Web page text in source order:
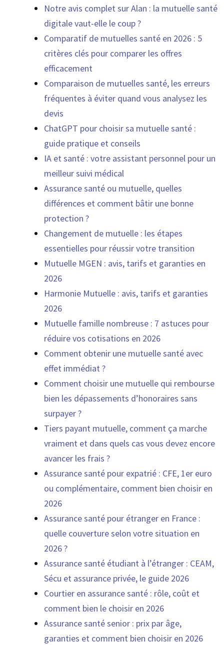
Notre avis complet sur Alan : la mutuelle santé
digitale vaut-elle le coup ?
Comparatif de mutuelles santé en 2026 : 5
critères clés pour comparer les offres
efficacement
Comparaison de mutuelles santé, les erreurs
fréquentes à éviter quand vous analysez les
devis
ChatGPT pour choisir sa mutuelle santé :
guide pratique et conseils
IA et santé : votre assistant personnel pour un
meilleur suivi médical
Assurance santé ou mutuelle, quelles
différences et comment bâtir une bonne
protection ?
Changement de mutuelle : les étapes
essentielles pour réussir votre transition
Mutuelle MGEN : avis, tarifs et garanties en
2026
Harmonie Mutuelle : avis, tarifs et garanties
2026
Mutuelle famille nombreuse : 7 astuces pour
réduire vos cotisations en 2026
Comment obtenir une mutuelle santé avec
effet immédiat ?
Comment choisir une mutuelle qui rembourse
bien les dépassements d’honoraires sans
surpayer ?
Tiers payant mutuelle, comment ça marche
vraiment et dans quels cas vous devez encore
avancer les frais ?
Assurance santé pour expatrié : CFE, 1er euro
ou complémentaire, comment bien choisir en
2026
Assurance santé pour étranger en France :
quelle couverture selon votre situation en
2026 ?
Assurance santé étudiant à l’étranger : CEAM,
Sécu et assurance privée, le guide 2026
Courtier en assurance santé : rôle, coût et
comment bien le choisir en 2026
Assurance santé senior : prix par âge,
garanties et comment bien choisir en 2026